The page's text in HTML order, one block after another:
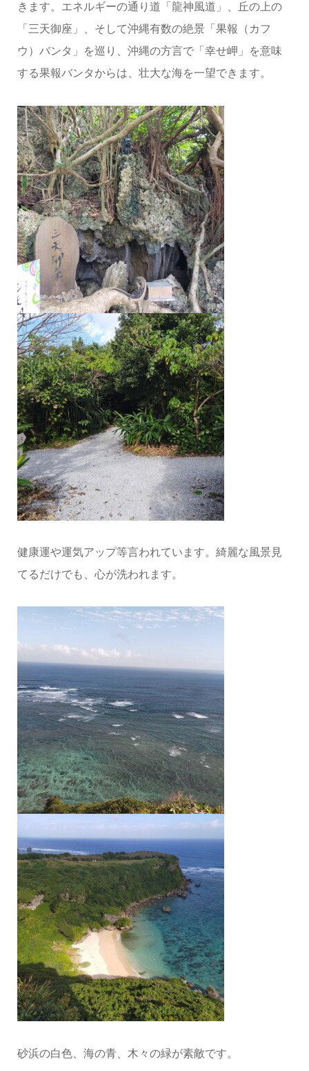
きます。エネルギーの通り道「龍神風道」、丘の上の
「三天御座」、そして沖縄有数の絶景「果報（カフ
ウ）バンタ」を巡り、沖縄の方言で「幸せ岬」を意味
する果報バンタからは、壮大な海を一望できます。
健康運や運気アップ等言われています。綺麗な風景見
てるだけでも、心が洗われます。
砂浜の白色、海の青、木々の緑が素敵です。